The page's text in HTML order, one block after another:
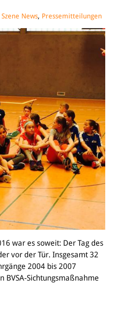
Szene News, Pressemitteilungen
war es soweit: Der Tag des
vor der Tür. Insgesamt 32
2004 bis 2007
Sichtungsmaßnahme